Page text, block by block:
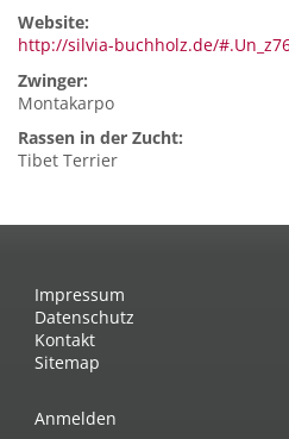
Website:
http://silvia-buchholz.de/
Zwinger:
Montakarpo
Rassen in der Zucht:
Tibet Terrier
Impressum
Datenschutz
Kontakt
Sitemap
Anmelden